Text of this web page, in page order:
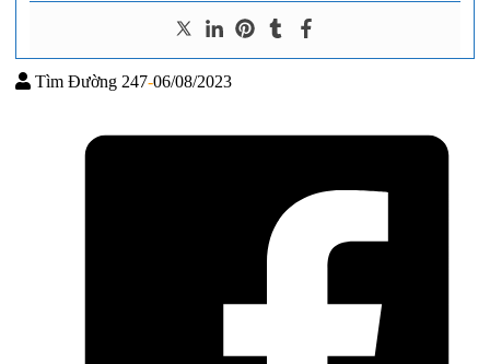
Tìm Đường 247-06/08/2023